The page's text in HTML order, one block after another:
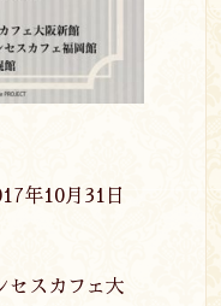
年10月 31 日
セスカフェ大